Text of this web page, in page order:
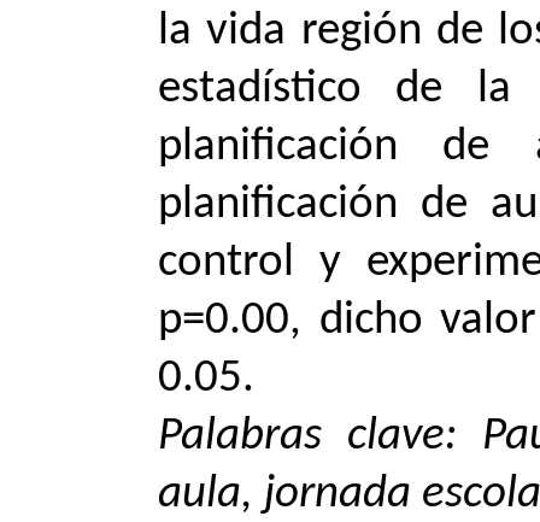
la vida región de
estadístico de
planificación
planificación de
control y
p=0.00, dicho
0.05.
Palabras clave:
aula, jornada